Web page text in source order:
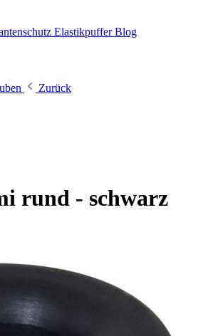
Elastikpuffer Blog
Zurück
rund - schwarz